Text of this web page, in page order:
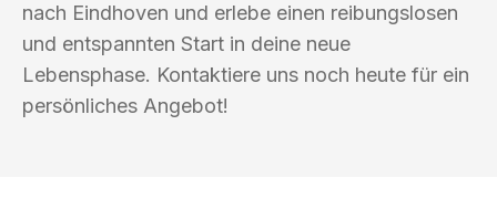
nach Eindhoven und erlebe einen reibungslosen
und entspannten Start in deine neue
Lebensphase. Kontaktiere uns noch heute für ein
persönliches Angebot!